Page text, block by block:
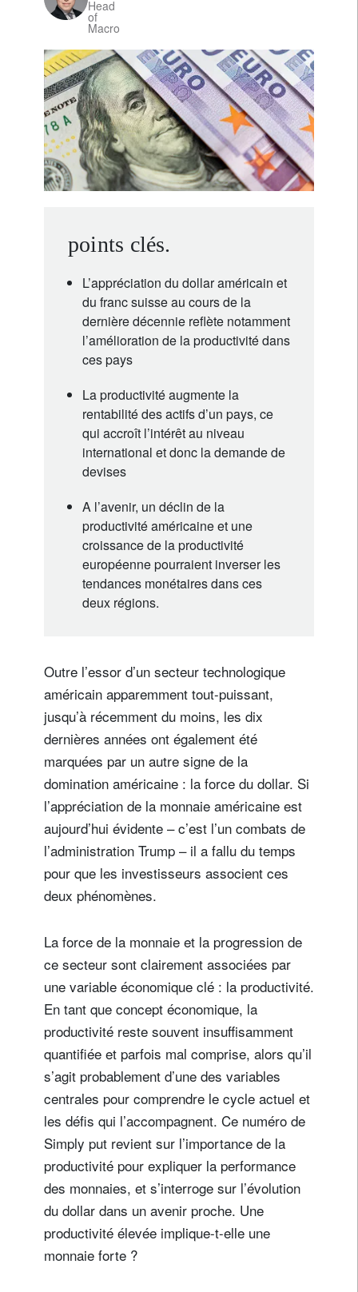
Head
of
Macro
points clés.
L’appréciation du dollar américain et
du franc suisse au cours de la
dernière décennie reflète notamment
l’amélioration de la productivité dans
ces pays
La productivité augmente la
rentabilité des actifs d’un pays, ce
qui accroît l’intérêt au niveau
international et donc la demande de
devises
A l’avenir, un déclin de la
productivité américaine et une
croissance de la productivité
européenne pourraient inverser les
tendances monétaires dans ces
deux régions.
Outre l’essor d’un secteur technologique
américain apparemment tout-puissant,
jusqu’à récemment du moins, les dix
dernières années ont également été
marquées par un autre signe de la
domination américaine : la force du dollar. Si
l’appréciation de la monnaie américaine est
aujourd’hui évidente – c’est l’un combats de
l’administration Trump – il a fallu du temps
pour que les investisseurs associent ces
deux phénomènes.
La force de la monnaie et la progression de
ce secteur sont clairement associées par
une variable économique clé : la productivité.
En tant que concept économique, la
productivité reste souvent insuffisamment
quantifiée et parfois mal comprise, alors qu’il
s’agit probablement d’une des variables
centrales pour comprendre le cycle actuel et
les défis qui l’accompagnent. Ce numéro de
Simply put revient sur l’importance de la
productivité pour expliquer la performance
des monnaies, et s’interroge sur l’évolution
du dollar dans un avenir proche. Une
productivité élevée implique-t-elle une
monnaie forte ?